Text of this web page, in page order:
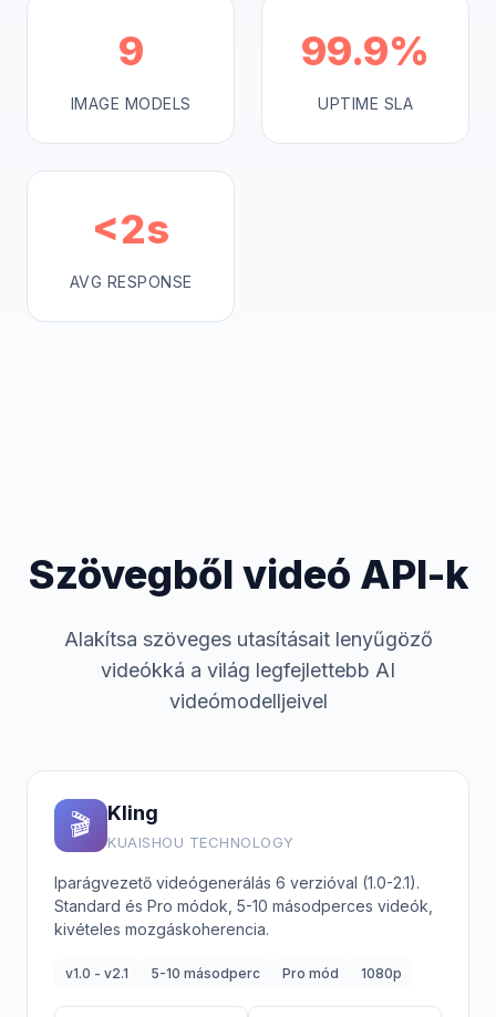
9
IMAGE MODELS
99.9%
UPTIME SLA
<2s
AVG RESPONSE
Szövegből videó API-k
Alakítsa szöveges utasításait lenyűgöző
videókká a világ legfejlettebb AI
videómodelljeivel
🎬 Kling
KUAISHOU TECHNOLOGY
Iparágvezető videógenerálás 6 verzióval (1.0-2.1).
Standard és Pro módok, 5-10 másodperces videók,
kivételes mozgáskoherencia.
v1.0 - v2.1 5-10 másodperc Pro mód 1080p